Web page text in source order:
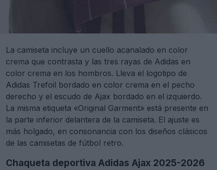
La camiseta incluye un cuello acanalado en color
crema que contrasta y las tres rayas de Adidas en
color crema en los hombros. Lleva el logotipo de
Adidas Trefoil bordado en color crema en el pecho
derecho y el escudo de Ajax bordado en el izquierdo.
La misma etiqueta «Original Garment» está presente en
la parte inferior delantera de la camiseta. El ajuste es
más holgado, en consonancia con los diseños clásicos
de las camisetas de fútbol retro.
Chaqueta deportiva Adidas Ajax 2025-2026